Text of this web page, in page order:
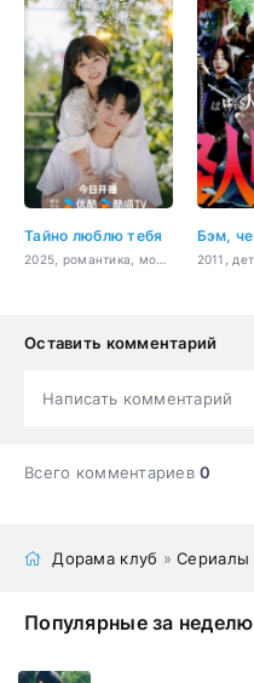
Тайно люблю тебя
Оставить комментарий
Написать комментарий
Всего комментариев0
Дорама клуб »Сериалы
Популярные за неделю